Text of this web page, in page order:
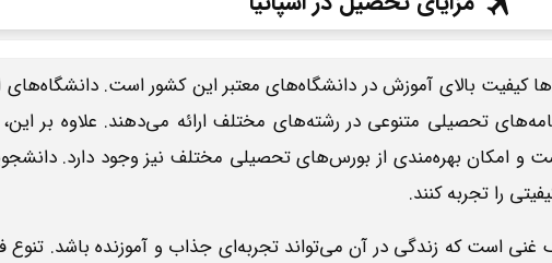
کیفیت بالای آموزش در دانشگاه‌های معتبر این کشور است. دانشگاه‌های
تحصیلی متنوعی در رشته‌های مختلف ارائه می‌دهند. علاوه بر
و امکان بهره‌مندی از بورس‌های تحصیلی مختلف نیز وجود دارد.
را تجربه کنند.
غنی است که زندگی در آن می‌تواند تجربه‌ای جذاب و آموزنده باشد.